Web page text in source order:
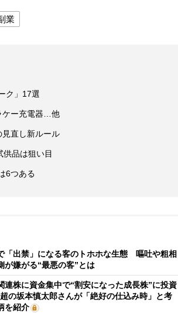
業
ク」17選
ケー充電器…他
直し新ルール
品は狙い目
6つある
「出禁」になる客のトホホな生態 嘔吐や粗相
が嫌がる“最悪の客”とは
連株に資金集中で“割安になった成長株”に投資
の坂本慎太郎さんが「絶好の仕込み時」と考
を紹介